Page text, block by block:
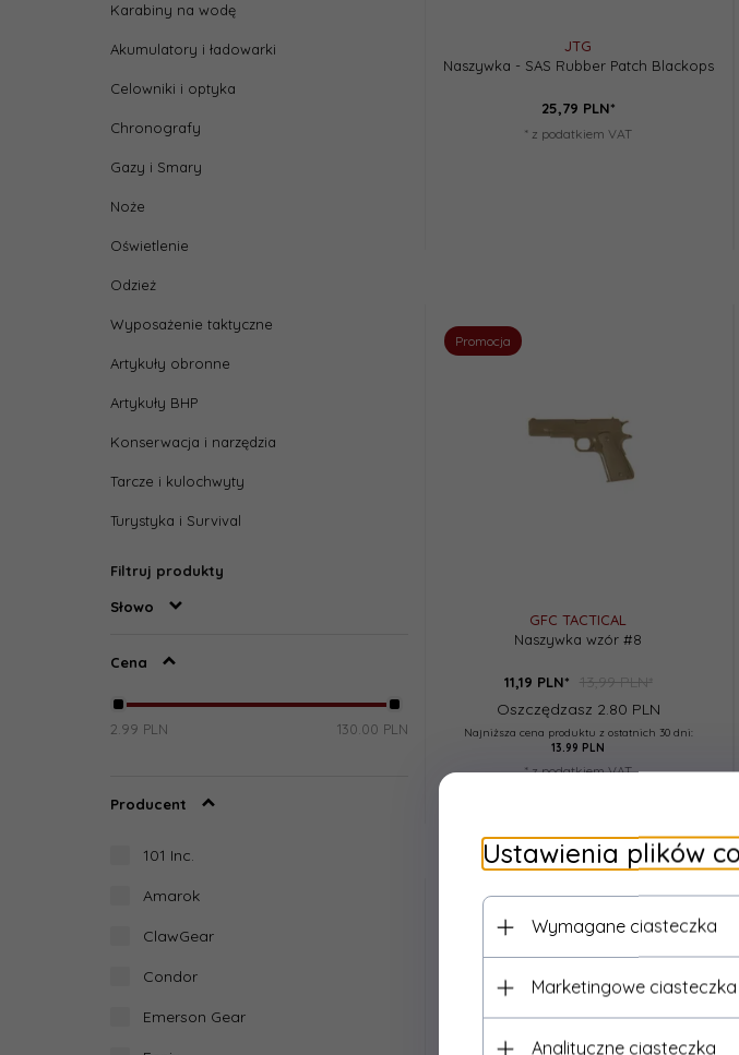
Karabiny na wodę
Akumulatory i ładowarki
Celowniki i optyka
Chronografy
Gazy i Smary
Noże
Oświetlenie
Odzież
Wyposażenie taktyczne
Artykuły obronne
Artykuły BHP
Konserwacja i narzędzia
Tarcze i kulochwyty
Turystyka i Survival
Filtruj produkty
Słowo
Cena
2.99 PLN 130.00 PLN
Producent
101 Inc.
Amarok
ClawGear
Condor
Emerson Gear
JTG
Naszywka - SAS Rubber Patch Blackops
25,79 PLN*
* z podatkiem VAT
Promocja
GFC TACTICAL
Naszywka wzór #8
11,19 PLN*
13,99 PLN*
Oszczędzasz 2.80 PLN
Najniższa cena produktu z ostatnich 30 dni:
13.99 PLN
* z podatkiem VAT
Ustawienia plików
Wymagane ciasteczka
Marketingowe ciasteczka
Analityczne ciasteczka